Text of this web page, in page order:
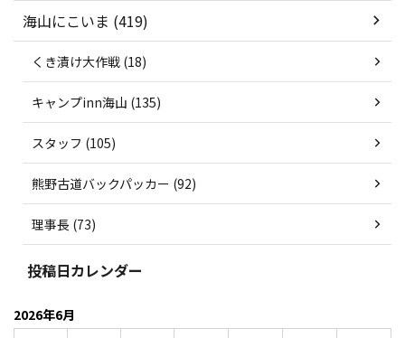
海山にこいま (419)
くき漬け大作戦 (18)
キャンプinn海山 (135)
スタッフ (105)
熊野古道バックパッカー (92)
理事長 (73)
投稿日カレンダー
2026年6月